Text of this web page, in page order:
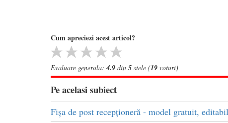
Cum apreciezi acest articol?
Evaluare generala: 4.9 din 5 stele (19 voturi)
Pe acelasi subiect
Fișa de post recepționeră - model gratuit, editabil